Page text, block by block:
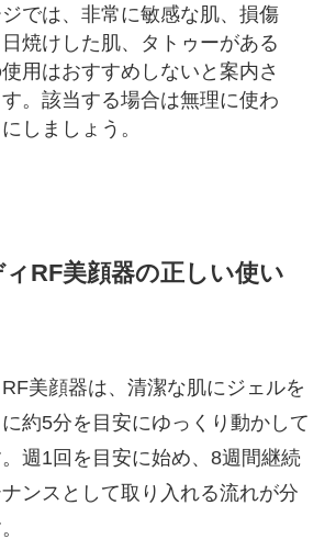
では、非常に敏感な肌、損傷
焼けした肌、タトゥーがある
用はおすすめしないと案内さ
。該当する場合は無理に使わ
しましょう。
RF美顔器の正しい使い
美顔器は、清潔な肌にジェルを
約5分を目安にゆっくり動かして
週1回を目安に始め、8週間継続
ンスとして取り入れる流れが分